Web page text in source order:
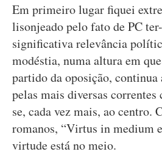
Em primeiro lugar fiquei
lisonjeado pelo fato de PC
significativa relevância
modéstia, numa altura em
partido da oposição,
pelas mais diversas
se, cada vez mais, ao centro.
romanos, “Virtus in medium
virtude está no meio.